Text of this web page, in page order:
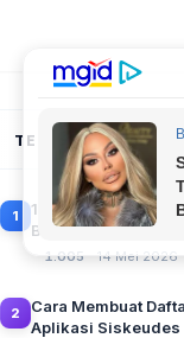
TERPOPULER
1
100 Soal Tes
Beserta Kunci
1.005 14 Mei 2026
2
Cara Membuat
Aplikasi Siskeudes